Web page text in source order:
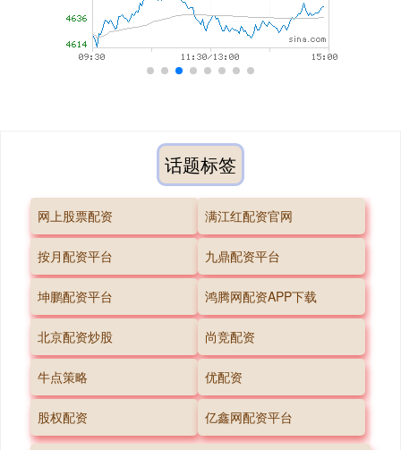
话题标签
网上股票配资 满江红配资官网
按月配资平台 九鼎配资平台
坤鹏配资平台 鸿腾网配资APP下载
北京配资炒股 尚竞配资
牛点策略 优配资
股权配资 亿鑫网配资平台